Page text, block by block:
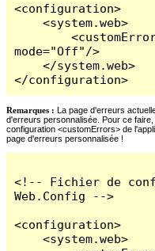
<configuration>
    <system.web>
        <customErrors
mode="Off"/>
    </system.web>
</configuration>
Remarques : La page d'erreurs
d'erreurs personnalisée. Pour ce
configuration <customErrors> de
page d'erreurs personnalisée !
<!-- Fichier de
Web.Config -->
<configuration>
    <system.web>